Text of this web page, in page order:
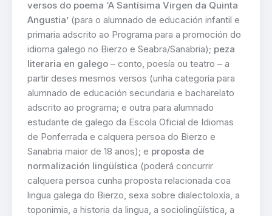
versos do poema ‘A Santísima Virgen da Quinta
Angustia’ (para o alumnado de educación infantil e
primaria adscrito ao Programa para a promoción do
idioma galego no Bierzo e Seabra/Sanabria); peza
literaria en galego – conto, poesía ou teatro – a
partir deses mesmos versos (unha categoría para
alumnado de educación secundaria e bacharelato
adscrito ao programa; e outra para alumnado
estudante de galego da Escola Oficial de Idiomas
de Ponferrada e calquera persoa do Bierzo e
Sanabria maior de 18 anos); e proposta de
normalización lingüística (poderá concurrir
calquera persoa cunha proposta relacionada coa
lingua galega do Bierzo, sexa sobre dialectoloxía, a
toponimia, a historia da lingua, a sociolingüística, a